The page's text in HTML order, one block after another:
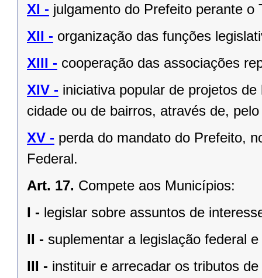
XI - julgamento do Prefeito perante o
XII - organização das funções
XIII - cooperação das associações
XIV - iniciativa popular de projetos
cidade ou de bairros, através de,
XV - perda do mandato do Prefeito,
Federal.
Art. 17. Compete aos Municípios:
I - legislar sobre assuntos de
II - suplementar a legislação federal
III - instituir e arrecadar os tributos